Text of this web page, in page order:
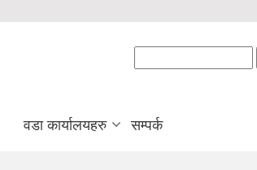
वडा कार्यालयहरु सम्पर्क